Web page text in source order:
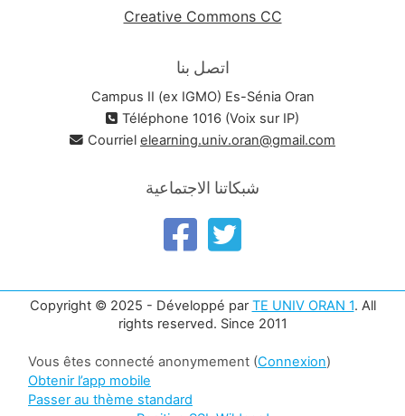
Creative Commons CC
اتصل بنا
Campus II (ex IGMO) Es-Sénia Oran
Téléphone 1016 (Voix sur IP)
Courriel elearning.univ.oran@gmail.com
شبكاتنا الاجتماعية
Copyright © 2025 - Développé par TE UNIV ORAN 1. All
rights reserved. Since 2011
Vous êtes connecté anonymement (Connexion)
Obtenir l’app mobile
Passer au thème standard